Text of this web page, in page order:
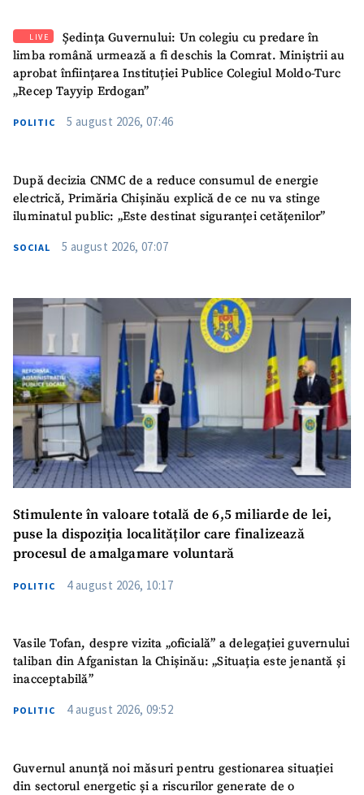
LIVE
Ședința Guvernului: Un colegiu cu predare în
limba română urmează a fi deschis la Comrat. Miniștrii au
aprobat înființarea Instituției Publice Colegiul Moldo-Turc
„Recep Tayyip Erdogan”
POLITIC 5 august 2026, 07:46
După decizia CNMC de a reduce consumul de energie
electrică, Primăria Chișinău explică de ce nu va stinge
iluminatul public: „Este destinat siguranței cetățenilor”
SOCIAL 5 august 2026, 07:07
Stimulente în valoare totală de 6,5 miliarde de lei,
puse la dispoziția localităților care finalizează
procesul de amalgamare voluntară
POLITIC 4 august 2026, 10:17
Vasile Tofan, despre vizita „oficială” a delegației guvernului
taliban din Afganistan la Chișinău: „Situația este jenantă și
inacceptabilă”
POLITIC 4 august 2026, 09:52
Guvernul anunță noi măsuri pentru gestionarea situației
din sectorul energetic și a riscurilor generate de o